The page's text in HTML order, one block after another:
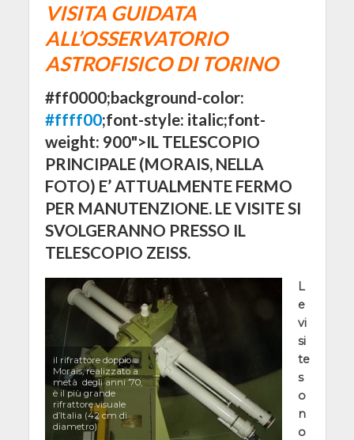
VISITA GUIDATA
ALL’OSSERVATORIO
ASTROFISICO DI TORINO
#ff0000;background-color:
#ffff00;font-style: italic;font-
weight: 900">IL TELESCOPIO
PRINCIPALE (MORAIS, NELLA
FOTO) E’ ATTUALMENTE FERMO
PER MANUTENZIONE. LE VISITE SI
SVOLGERANNO PRESSO IL
TELESCOPIO ZEISS.
il rifrattore doppio
Morais, realizzato a
metà degli anni ’70,
è il più grande
rifrattore visuale
d’Italia (42 cm di
diametro)
L
e
vi
si
te
s
o
n
o